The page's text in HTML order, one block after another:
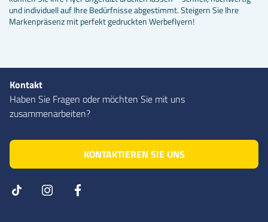
und individuell auf Ihre Bedürfnisse abgestimmt. Steigern Sie Ihre
Markenpräsenz mit perfekt gedruckten Werbeflyern!
Kontakt
Haben Sie Fragen oder möchten Sie mit uns
zusammenarbeiten?
KONTAKTIEREN SIE UNS